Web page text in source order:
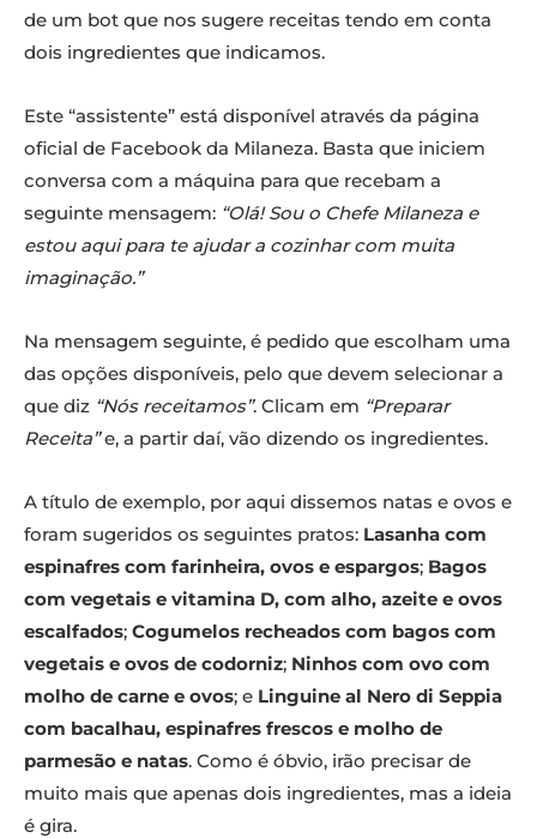
de um bot que nos sugere receitas tendo em conta
dois ingredientes que indicamos.
Este “assistente” está disponível através da página
oficial de Facebook da Milaneza. Basta que iniciem
conversa com a máquina para que recebam a
seguinte mensagem: “Olá! Sou o Chefe Milaneza e
estou aqui para te ajudar a cozinhar com muita
imaginação.”
Na mensagem seguinte, é pedido que escolham uma
das opções disponíveis, pelo que devem selecionar a
que diz “Nós receitamos”. Clicam em “Preparar
Receita”e, a partir daí, vão dizendo os ingredientes.
A título de exemplo, por aqui dissemos natas e ovos e
foram sugeridos os seguintes pratos: Lasanha com
espinafres com farinheira, ovos e espargos; Bagos
com vegetais e vitamina D, com alho, azeite e ovos
escalfados; Cogumelos recheados com bagos com
vegetais e ovos de codorniz; Ninhos com ovo com
molho de carne e ovos; e Linguine al Nero di Seppia
com bacalhau, espinafres frescos e molho de
parmesão e natas. Como é óbvio, irão precisar de
muito mais que apenas dois ingredientes, mas a ideia
é gira.